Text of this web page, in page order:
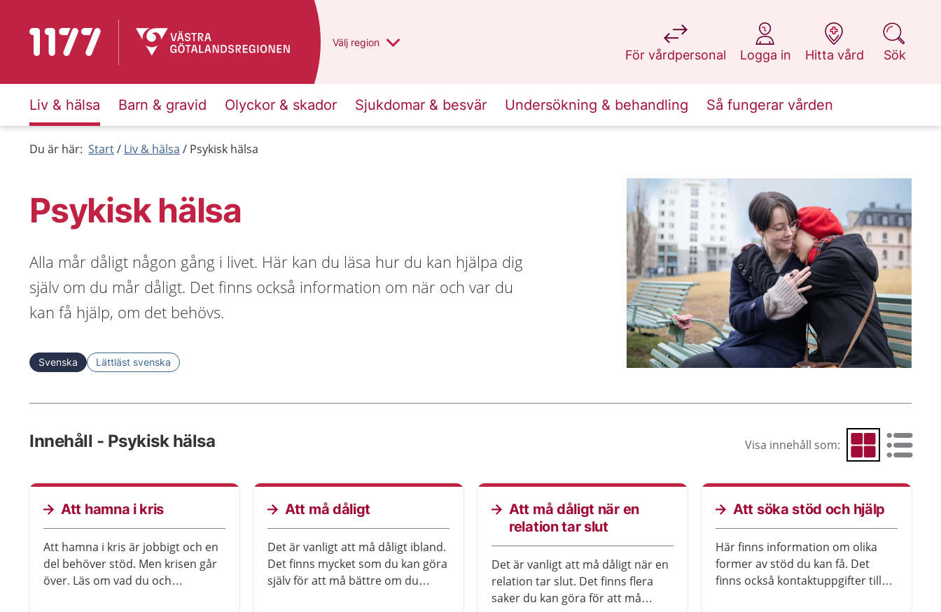
Till startsidan för 1177 Du har valt region
Välj en annan
region
För vårdpersonal
på 1177.se
Logga in
på 1177.se
Hitta vård
på 1177.se
Sök
på 1177.se
Liv & hälsa Barn & gravid Olyckor & skador Sjukdomar & besvär Undersökning & behandling Så fungerar vården
Du är här: Start Liv & hälsa Psykisk hälsa
Psykisk hälsa
Alla mår dåligt någon gång i livet. Här kan du läsa hur du kan hjälpa dig
själv om du mår dåligt. Det finns också information om när och var du
kan få hjälp, om det behövs.
Svenska Lättläst svenska
Innehåll - Psykisk hälsa Visa innehåll som: Visa som rutnät
Visa som
Att hamna i kris
Att hamna i kris är jobbigt och en
del behöver stöd. Men krisen går
över. Läs om vad du och
Att må dåligt
Det är vanligt att må dåligt ibland.
Det finns mycket som du kan göra
själv för att må bättre om du
Att må dåligt när en
relation tar slut
Det är vanligt att må dåligt när en
relation tar slut. Det finns flera
saker du kan göra för att må
Att söka stöd och hjälp
Här finns information om olika
former av stöd du kan få. Det
finns också kontaktuppgifter till